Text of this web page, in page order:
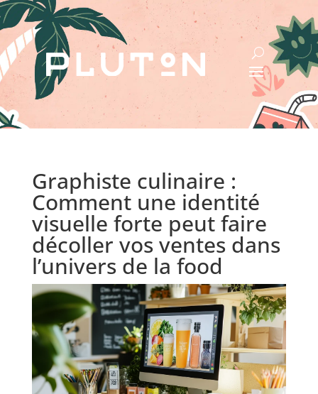
Graphiste culinaire :
Comment une identité
visuelle forte peut faire
décoller vos ventes dans
l’univers de la food